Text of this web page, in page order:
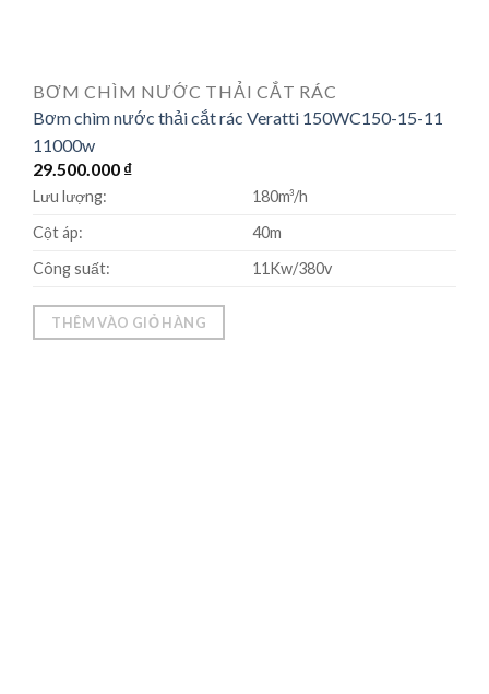
BƠM CHÌM NƯỚC THẢI CẮT RÁC
Bơm chìm nước thải cắt rác Veratti 150WC150-15-11
11000w
29.500.000 ₫
Lưu lượng:
180m³/h
Cột áp:
40m
Công suất:
11Kw/380v
THÊM VÀO GIỎ HÀNG